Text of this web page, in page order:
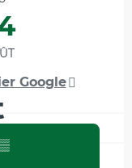
Google